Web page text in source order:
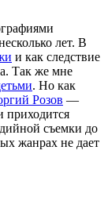
лет. В
и как следствие
Так же мне
. Но как
Розов —
приходится
съемки до
жанрах не дает